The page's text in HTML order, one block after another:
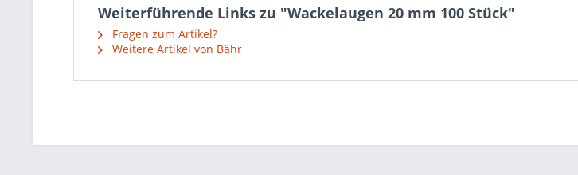
Weiterführende Links zu "Wackelaugen 20 mm 100 Stück"
Fragen zum Artikel?
Weitere Artikel von Bähr